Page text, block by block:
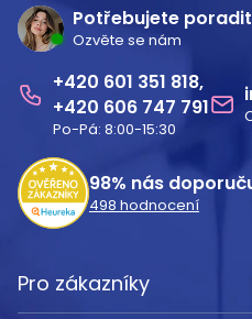
Potřebujete
Ozvěte se nám
601 351 818
606 747 791
Po-Pá: 8:00-15:30
98% nás
498 hodnocení
Pro zákazníky